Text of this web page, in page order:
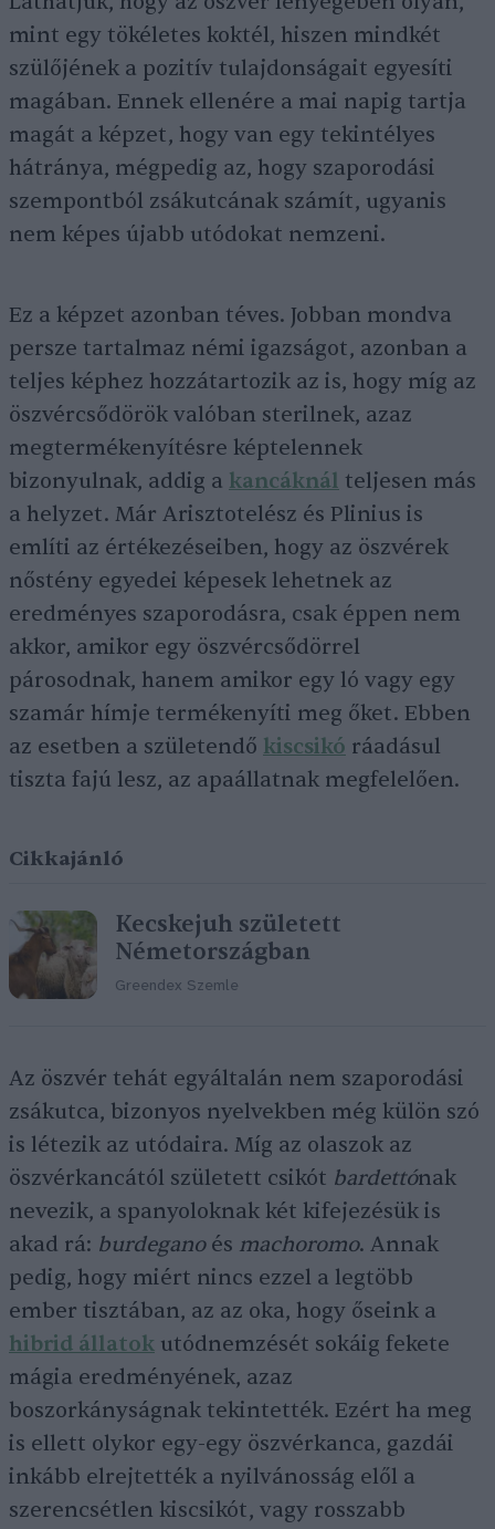
mint egy tökéletes koktél, hiszen mindkét
szülőjének a pozitív tulajdonságait egyesíti
magában. Ennek ellenére a mai napig tartja
magát a képzet, hogy van egy tekintélyes
hátránya, mégpedig az, hogy szaporodási
szempontból zsákutcának számít, ugyanis
nem képes újabb utódokat nemzeni.
Ez a képzet azonban téves. Jobban mondva
persze tartalmaz némi igazságot, azonban a
teljes képhez hozzátartozik az is, hogy míg az
öszvércsődörök valóban sterilnek, azaz
megtermékenyítésre képtelennek
bizonyulnak, addig a kancáknál teljesen más
a helyzet. Már Arisztotelész és Plinius is
említi az értékezéseiben, hogy az öszvérek
nőstény egyedei képesek lehetnek az
eredményes szaporodásra, csak éppen nem
akkor, amikor egy öszvércsődörrel
párosodnak, hanem amikor egy ló vagy egy
szamár hímje termékenyíti meg őket. Ebben
az esetben a születendő kiscsikó ráadásul
tiszta fajú lesz, az apaállatnak megfelelően.
Cikkajánló
Kecskejuh született
Németországban
Greendex Szemle
Az öszvér tehát egyáltalán nem szaporodási
zsákutca, bizonyos nyelvekben még külön szó
is létezik az utódaira. Míg az olaszok az
öszvérkancától született csikót bardettónak
nevezik, a spanyoloknak két kifejezésük is
akad rá: burdeganoés machoromo. Annak
pedig, hogy miért nincs ezzel a legtöbb
ember tisztában, az az oka, hogy őseink a
hibrid állatok utódnemzését sokáig fekete
mágia eredményének, azaz
boszorkányságnak tekintették. Ezért ha meg
is ellett olykor egy-egy öszvérkanca, gazdái
inkább elrejtették a nyilvánosság elől a
szerencsétlen kiscsikót, vagy rosszabb